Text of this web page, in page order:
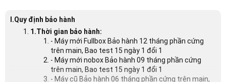
I.Quy định bảo hành
1.Thời gian bảo hành:
- Máy mới Fullbox Bảo hành 12 tháng phần cứng
trên main, Bao test 15 ngày 1 đổi 1
- Máy mới nobox Bảo hành 09 tháng phần cứng
trên main, Bao test 15 ngày 1 đổi 1
- Máy cũ Bảo hành 06 tháng phần cứng trên main,